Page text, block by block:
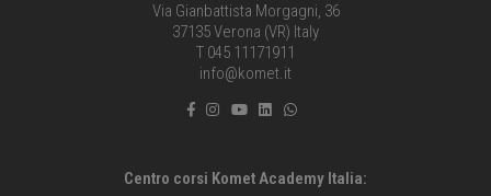
Via Gianbattista Morgagni, 36
37135 Verona (VR) Italy
T 045 11171911
info@komet.it
Centro corsi Komet Academy Italia: